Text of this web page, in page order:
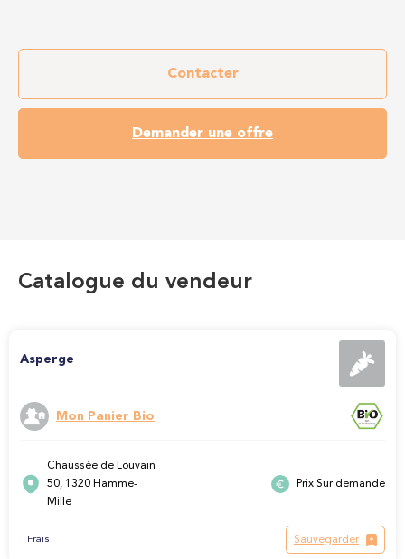
Contacter
Demander une offre
Catalogue du vendeur
Asperge
Mon Panier Bio
Chaussée de Louvain
50, 1320 Hamme-
Mille
Prix Sur demande
Frais Sauvegarder